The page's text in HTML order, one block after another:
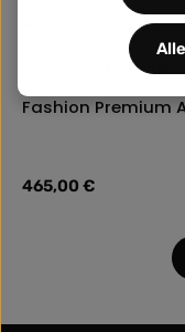
Fashion Premium
Regulärer Preis:
465,00 €